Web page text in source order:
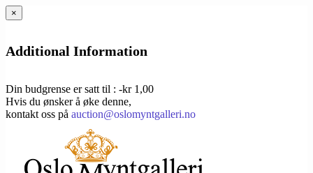
×
Additional Information
Din budgrense er satt til : -kr 1,00
Hvis du ønsker å øke denne,
kontakt oss på auction@oslomyntgalleri.no